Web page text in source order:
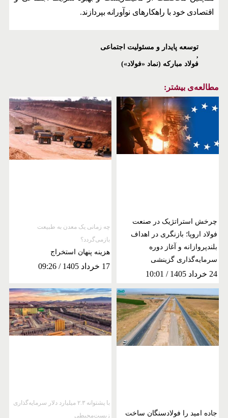
اقتصادی خود با راهکارهای نوآورانه بپردازند.
توسعه پایدار و مسئولیت اجتماعی
,
فولاد مبارکه (نماد «فولاد»)
مطالعه‌ی بیشتر:
چرخش استراتژیک در صنعت
فولاد اروپا؛ بازنگری در اهداف
بلندپروازانه و آغاز دوره
سرمایه‌گذاری گزینشی
24 خرداد 1405
چه زمانی یک معدن به طبیعت
بازمی‌گردد؟
هزینه پنهان استخراج
17 خرداد 1405
جاده امید را فولادسنگان ساخت
با پشتوانه ۲.۳ میلیارد دلار سرمایه‌گذاری
زیست‌محیطی